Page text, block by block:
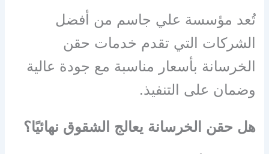
تُعد مؤسسة علي جاسم من أفضل
الشركات التي تقدم خدمات حقن
الخرسانة بأسعار مناسبة مع جودة عالية
وضمان على التنفيذ.
هل حقن الخرسانة يعالج الشقوق نهائيًا؟